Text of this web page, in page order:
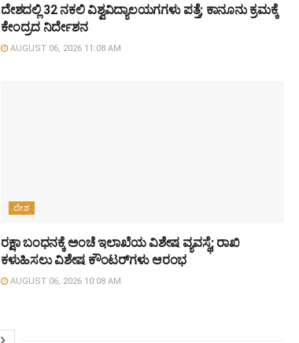
ದೇಶದಲ್ಲಿ 32 ನಕಲಿ ವಿಶ್ವವಿದ್ಯಾಲಯಗಗಳು ಪತ್ತೆ; ಕಾನೂನು ಕ್ರಮಕ್ಕೆ
ಕೇಂದ್ರದ ನಿರ್ದೇಶನ
AUGUST 06, 2026 11:08 AM
ದೇಶ
ರಕ್ಷಾ ಬಂಧನಕ್ಕೆ ಅಂಚೆ ಇಲಾಖೆಯ ವಿಶೇಷ ವ್ಯವಸ್ಥೆ; ರಾಖಿ
ಕಳುಹಿಸಲು ವಿಶೇಷ ಕೌಂಟರ್‌ಗಳು ಆರಂಭ
AUGUST 06, 2026 10:08 AM